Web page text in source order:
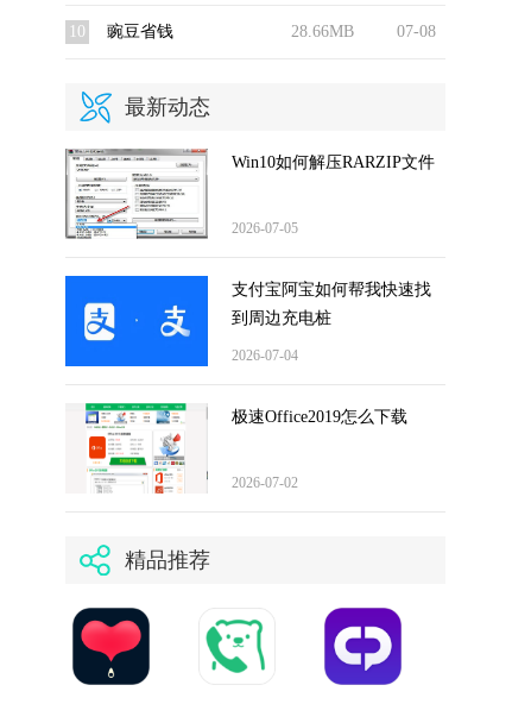
07-08
28.66MB
10 豌豆省钱
最新动态
Win10如何解压RARZIP文件
2026-07-05
支付宝阿宝如何帮我快速找
到周边充电桩
2026-07-04
极速Office2019怎么下载
2026-07-02
精品推荐